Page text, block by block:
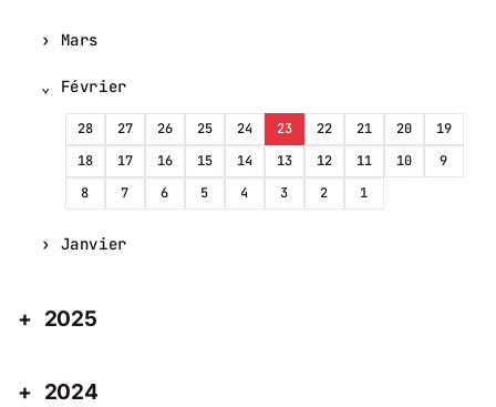
Mars
Février
28 27 26 25 24 23 22 21 20
19
18
17 16 15 14 13 12 11 10
9
8
7 6 5 4 3 2 1
Janvier
2025
2024